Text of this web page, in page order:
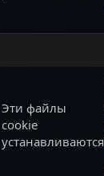
Эти файлы
cookie
устанавливаются